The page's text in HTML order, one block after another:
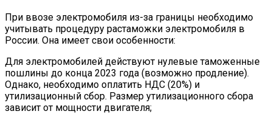
При ввозе электромобиля из-за границы необходимо
учитывать процедуру растаможки электромобиля в
России. Она имеет свои особенности:
Для электромобилей действуют нулевые таможенные
пошлины до конца 2023 года (возможно продление).
Однако, необходимо оплатить НДС (20%) и
утилизационный сбор. Размер утилизационного сбора
зависит от мощности двигателя;